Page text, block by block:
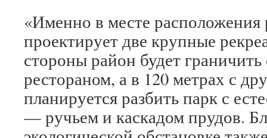
«Именно в месте расположения
проектирует две крупные
стороны район будет
рестораном, а в 120 метрах с
планируется разбить парк с
— ручьем и каскадом прудов.